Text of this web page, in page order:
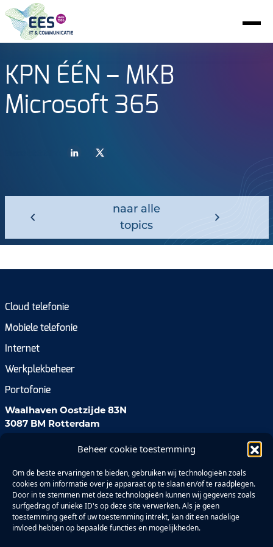
Beheer cookie toestemming
Om de beste ervaringen te bieden, gebruiken wij technologieën zoals
cookies om informatie over je apparaat op te slaan en/of te raadplegen.
Door in te stemmen met deze technologieën kunnen wij gegevens zoals
surfgedrag of unieke ID's op deze site verwerken. Als je geen
toestemming geeft of uw toestemming intrekt, kan dit een nadelige
invloed hebben op bepaalde functies en mogelijkheden.
KPN ÉÉN – MKB
Microsoft 365
naar alle
topics
Cloud telefonie
Mobiele telefonie
Internet
Werkplekbeheer
Portofonie
Waalhaven Oostzijde 83N
3087 BM Rotterdam